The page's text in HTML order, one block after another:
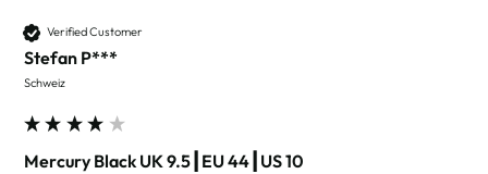
Verified Customer
Stefan P***
Schweiz
Mercury Black UK 9.5┃EU 44┃US 10